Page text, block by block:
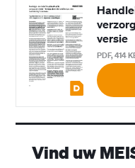
versie
PDF, 414
Vind uw